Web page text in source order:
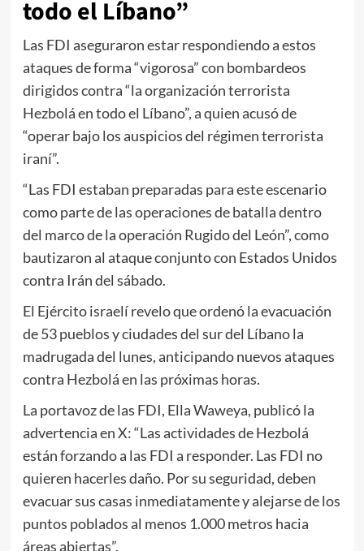
todo el Líbano”
Las FDI aseguraron estar respondiendo a estos
ataques de forma “vigorosa” con bombardeos
dirigidos contra “la organización terrorista
Hezbolá en todo el Líbano”, a quien acusó de
“operar bajo los auspicios del régimen terrorista
iraní”.
“Las FDI estaban preparadas para este escenario
como parte de las operaciones de batalla dentro
del marco de la operación Rugido del León”, como
bautizaron al ataque conjunto con Estados Unidos
contra Irán del sábado.
El Ejército israelí revelo que ordenó la evacuación
de 53 pueblos y ciudades del sur del Líbano la
madrugada del lunes, anticipando nuevos ataques
contra Hezbolá en las próximas horas.
La portavoz de las FDI, Ella Waweya, publicó la
advertencia en X: “Las actividades de Hezbolá
están forzando a las FDI a responder. Las FDI no
quieren hacerles daño. Por su seguridad, deben
evacuar sus casas inmediatamente y alejarse de los
puntos poblados al menos 1.000 metros hacia
áreas abiertas”.